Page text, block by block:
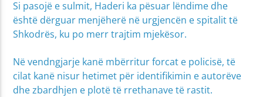
Si pasojë e sulmit, Haderi ka pësuar lëndime dhe
është dërguar menjëherë në urgjencën e spitalit të
Shkodrës, ku po merr trajtim mjekësor.
Në vendngjarje kanë mbërritur forcat e policisë, të
cilat kanë nisur hetimet për identifikimin e autorëve
dhe zbardhjen e plotë të rrethanave të rastit.